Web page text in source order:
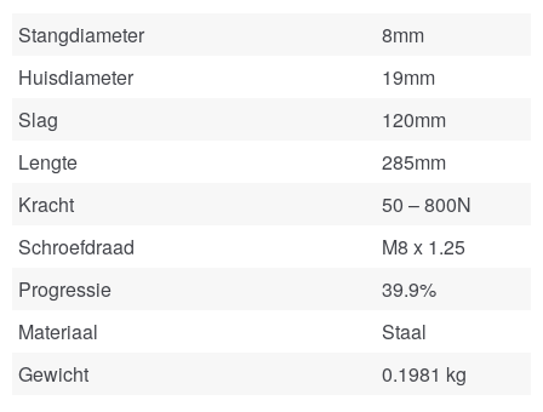
Stangdiameter
8mm
Huisdiameter
19mm
Slag
120mm
Lengte
285mm
Kracht
50 – 800N
Schroefdraad
M8 x 1.25
Progressie
39.9%
Materiaal
Staal
Gewicht
0.1981 kg